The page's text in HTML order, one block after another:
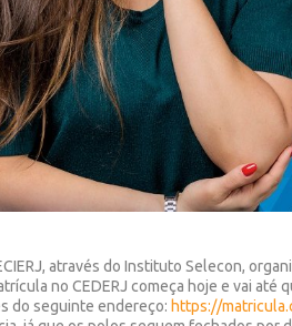
através do Instituto Selecon,
no CEDERJ começa hoje e vai
do seguinte endereço:https://